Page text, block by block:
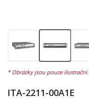
ITA-2211-00A1E